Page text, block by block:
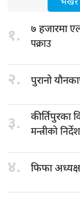
भर्खरै
१. ७ हजारमा
पक्राउ
२. पुरानो
३. कीर्तिपुरका
मन्त्रीको
४. फिफा